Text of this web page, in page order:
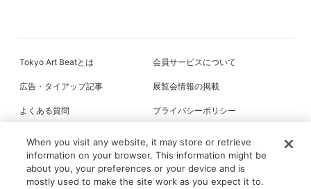
Tokyo Art Beatとは 会員サービスについて
広告・タイアップ記事 展覧会情報の掲載
よくある質問 プライバシーポリシー
When you visit any website, it may store or retrieve
information on your browser. This information might be
about you, your preferences or your device and is
mostly used to make the site work as you expect it to.